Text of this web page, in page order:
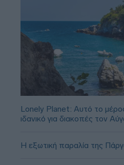
Lonely Planet: Αυτό το
ιδανικό για διακοπές τον
Η εξωτική παραλία της